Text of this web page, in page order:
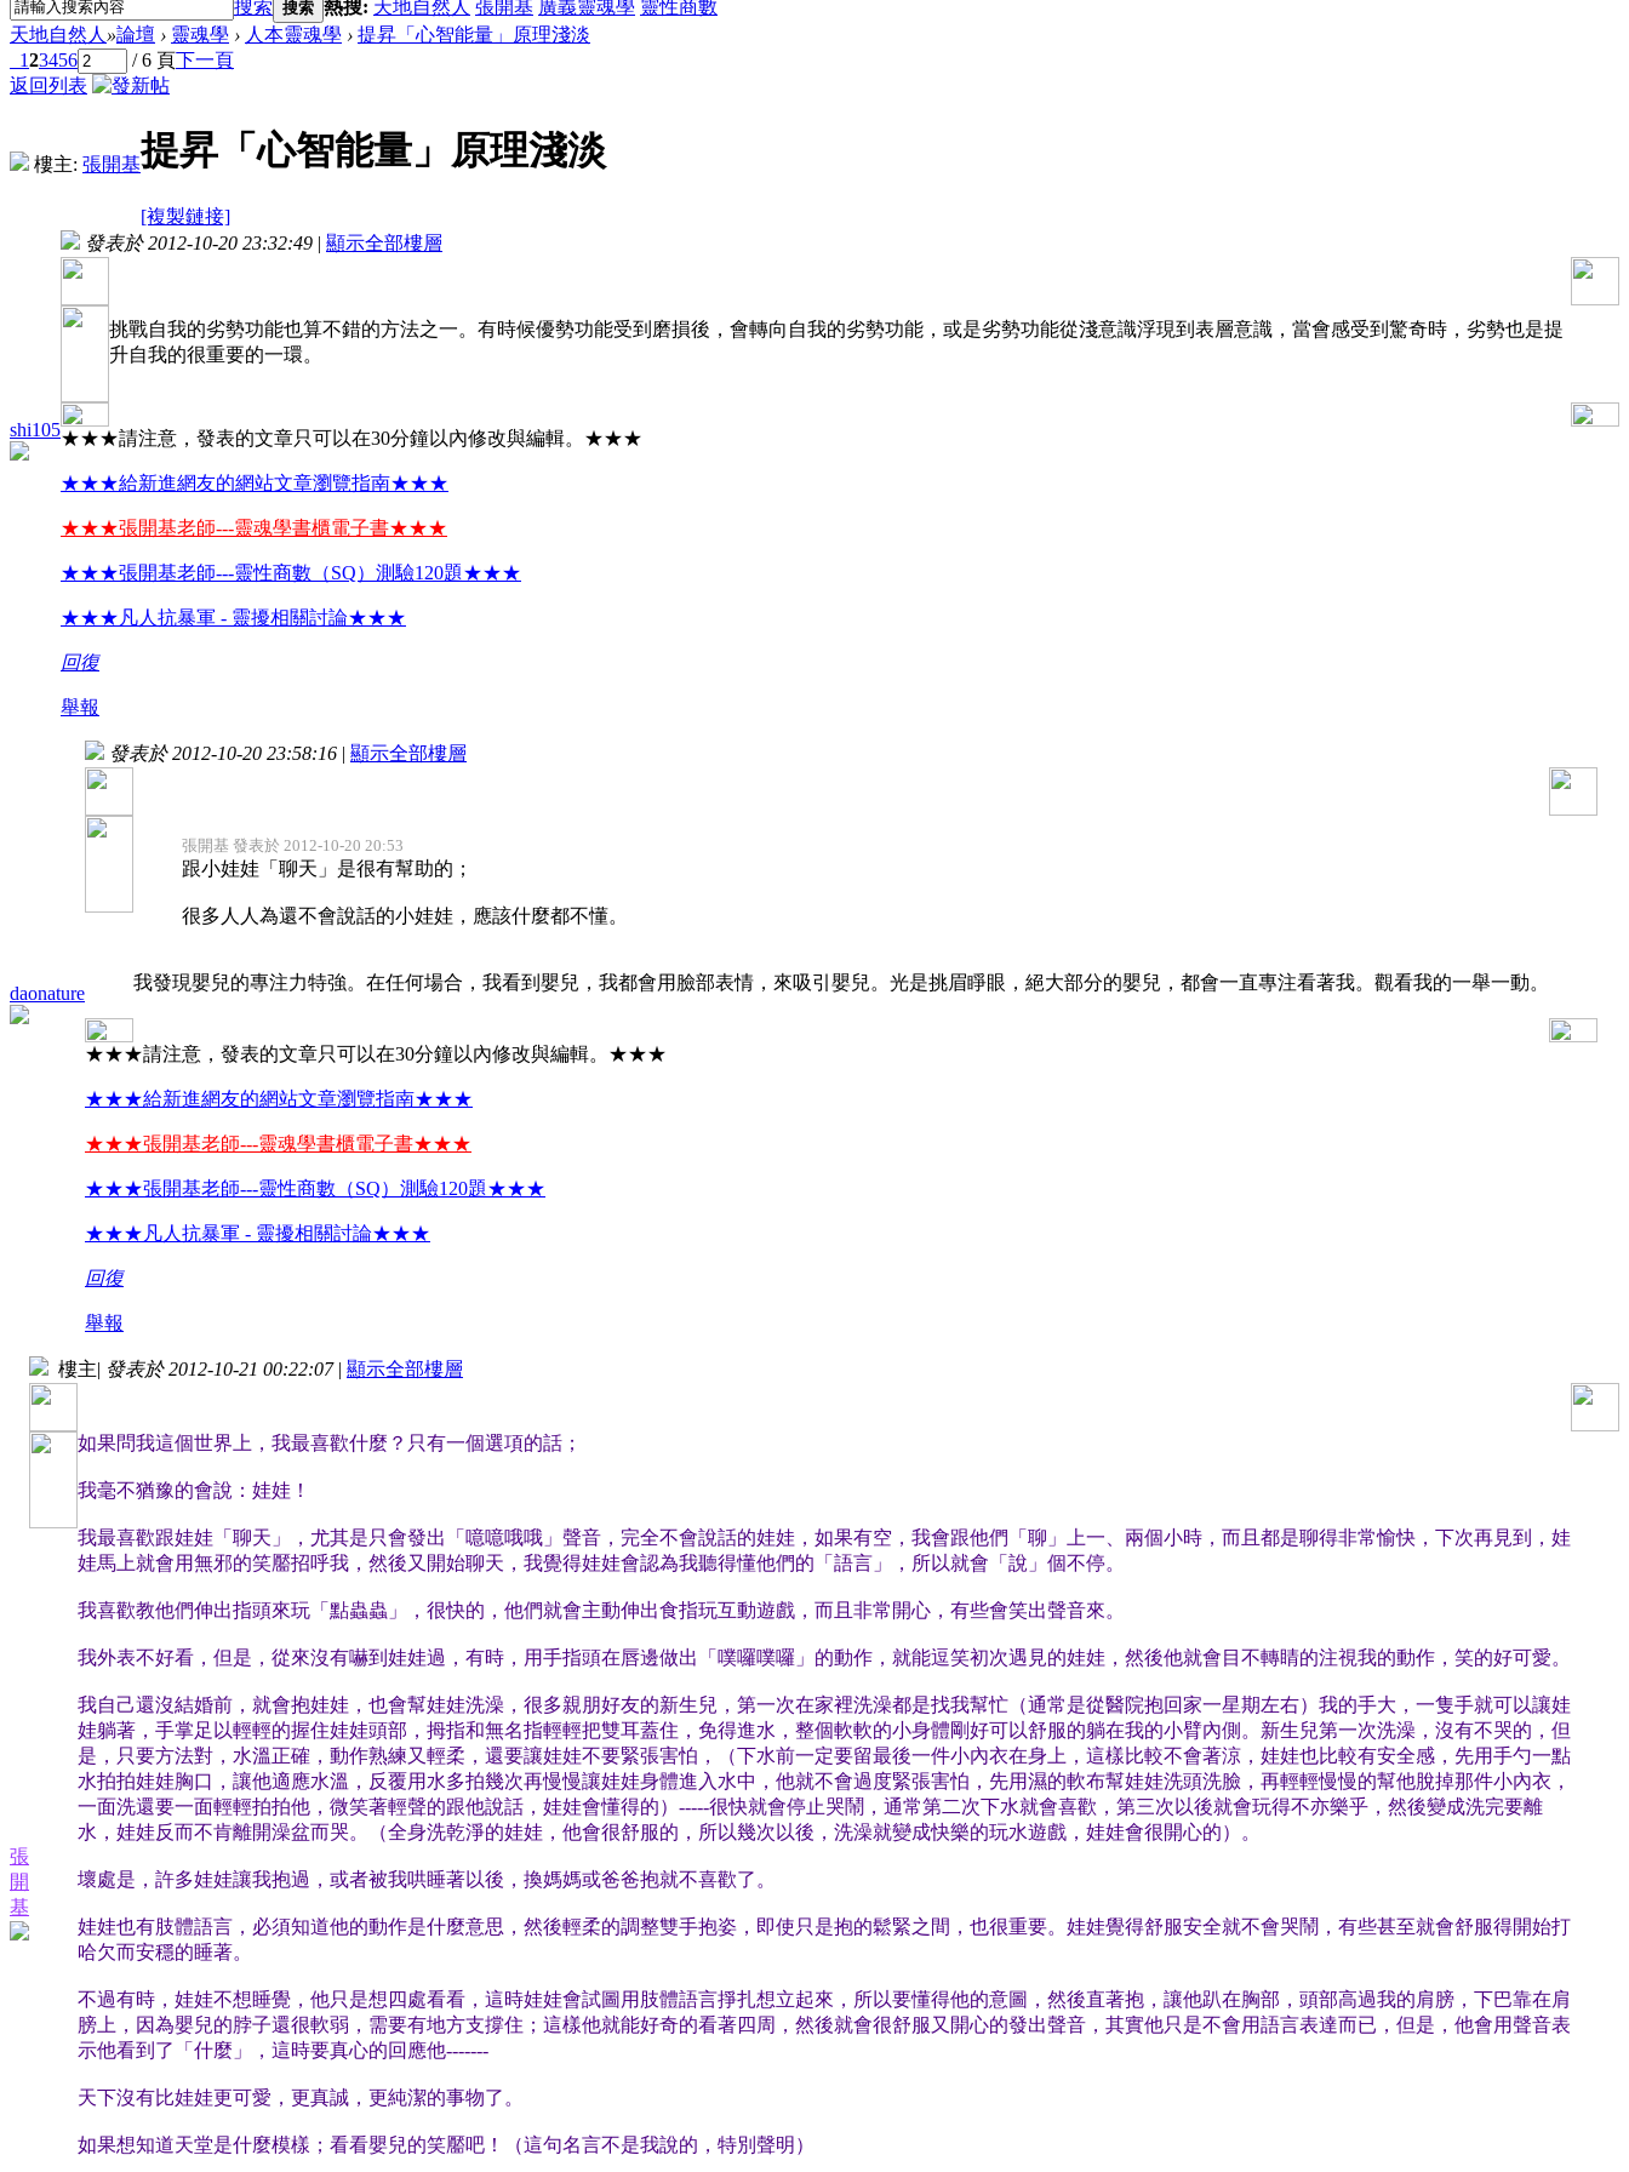
搜索 搜索 熱搜: 天地自然人 張開基 廣義靈魂學 靈性商數
天地自然人 »論壇 › 靈魂學 › 人本靈魂學 › 提昇「心智能量」原理淺淡
123456 / 6 頁下一頁
返回列表
樓主: 張開基提昇「心智能量」原理淺淡
[複製鏈接]
shi105
發表於 2012-10-20 23:32:49 | 顯示全部樓層
挑戰自我的劣勢功能也算不錯的方法之一。有時候優勢功能受到磨損後，會轉向自我的劣勢功能，或是劣勢功能從淺意識浮現到表層意識，當會感受到驚奇時，劣勢也是提
升自我的很重要的一環。
★★★請注意，發表的文章只可以在30分鐘以內修改與編輯。★★★
★★★給新進網友的網站文章瀏覽指南★★★
★★★張開基老師---靈魂學書櫃電子書★★★
★★★張開基老師---靈性商數（SQ）測驗120題★★★
★★★凡人抗暴軍 - 靈擾相關討論★★★
回復
舉報
daonature
發表於 2012-10-20 23:58:16 | 顯示全部樓層
張開基 發表於 2012-10-20 20:53
跟小娃娃「聊天」是很有幫助的；
很多人人為還不會說話的小娃娃，應該什麼都不懂。
我發現嬰兒的專注力特強。在任何場合，我看到嬰兒，我都會用臉部表情，來吸引嬰兒。光是挑眉睜眼，絕大部分的嬰兒，都會一直專注看著我。觀看我的一舉一動。
★★★請注意，發表的文章只可以在30分鐘以內修改與編輯。★★★
★★★給新進網友的網站文章瀏覽指南★★★
★★★張開基老師---靈魂學書櫃電子書★★★
★★★張開基老師---靈性商數（SQ）測驗120題★★★
★★★凡人抗暴軍 - 靈擾相關討論★★★
回復
舉報
張
開
基
樓主| 發表於 2012-10-21 00:22:07 | 顯示全部樓層
如果問我這個世界上，我最喜歡什麼？只有一個選項的話；
我毫不猶豫的會說：娃娃！
我最喜歡跟娃娃「聊天」，尤其是只會發出「噫噫哦哦」聲音，完全不會說話的娃娃，如果有空，我會跟他們「聊」上一、兩個小時，而且都是聊得非常愉快，下次再見到，娃
娃馬上就會用無邪的笑靨招呼我，然後又開始聊天，我覺得娃娃會認為我聽得懂他們的「語言」，所以就會「說」個不停。
我喜歡教他們伸出指頭來玩「點蟲蟲」，很快的，他們就會主動伸出食指玩互動遊戲，而且非常開心，有些會笑出聲音來。
我外表不好看，但是，從來沒有嚇到娃娃過，有時，用手指頭在唇邊做出「噗囉噗囉」的動作，就能逗笑初次遇見的娃娃，然後他就會目不轉睛的注視我的動作，笑的好可愛。
我自己還沒結婚前，就會抱娃娃，也會幫娃娃洗澡，很多親朋好友的新生兒，第一次在家裡洗澡都是找我幫忙（通常是從醫院抱回家一星期左右）我的手大，一隻手就可以讓娃
娃躺著，手掌足以輕輕的握住娃娃頭部，拇指和無名指輕輕把雙耳蓋住，免得進水，整個軟軟的小身體剛好可以舒服的躺在我的小臂內側。新生兒第一次洗澡，沒有不哭的，但
是，只要方法對，水溫正確，動作熟練又輕柔，還要讓娃娃不要緊張害怕，（下水前一定要留最後一件小內衣在身上，這樣比較不會著涼，娃娃也比較有安全感，先用手勺一點
水拍拍娃娃胸口，讓他適應水溫，反覆用水多拍幾次再慢慢讓娃娃身體進入水中，他就不會過度緊張害怕，先用濕的軟布幫娃娃洗頭洗臉，再輕輕慢慢的幫他脫掉那件小內衣，
一面洗還要一面輕輕拍拍他，微笑著輕聲的跟他說話，娃娃會懂得的）-----很快就會停止哭鬧，通常第二次下水就會喜歡，第三次以後就會玩得不亦樂乎，然後變成洗完要離
水，娃娃反而不肯離開澡盆而哭。（全身洗乾淨的娃娃，他會很舒服的，所以幾次以後，洗澡就變成快樂的玩水遊戲，娃娃會很開心的）。
壞處是，許多娃娃讓我抱過，或者被我哄睡著以後，換媽媽或爸爸抱就不喜歡了。
娃娃也有肢體語言，必須知道他的動作是什麼意思，然後輕柔的調整雙手抱姿，即使只是抱的鬆緊之間，也很重要。娃娃覺得舒服安全就不會哭鬧，有些甚至就會舒服得開始打
哈欠而安穩的睡著。
不過有時，娃娃不想睡覺，他只是想四處看看，這時娃娃會試圖用肢體語言掙扎想立起來，所以要懂得他的意圖，然後直著抱，讓他趴在胸部，頭部高過我的肩膀，下巴靠在肩
膀上，因為嬰兒的脖子還很軟弱，需要有地方支撐住；這樣他就能好奇的看著四周，然後就會很舒服又開心的發出聲音，其實他只是不會用語言表達而已，但是，他會用聲音表
示他看到了「什麼」，這時要真心的回應他-------
天下沒有比娃娃更可愛，更真誠，更純潔的事物了。
如果想知道天堂是什麼模樣；看看嬰兒的笑靨吧！（這句名言不是我說的，特別聲明）